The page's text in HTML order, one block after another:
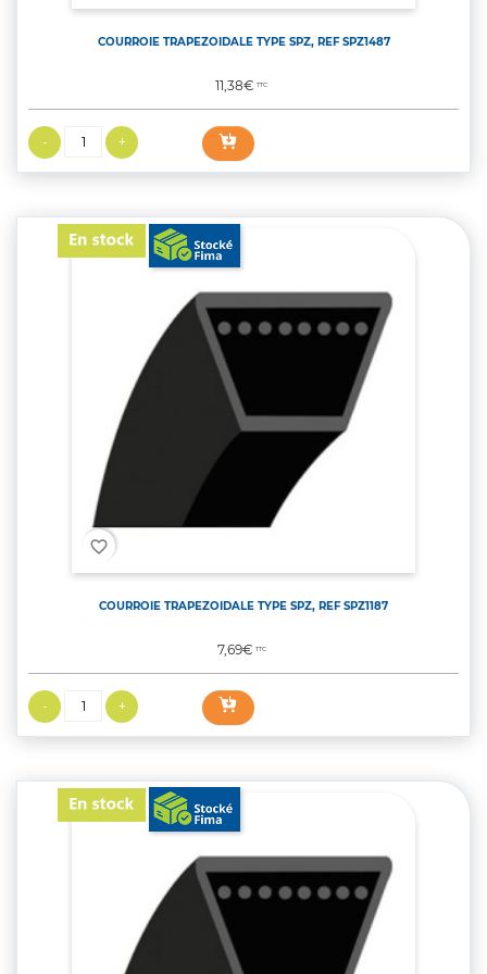
COURROIE TRAPEZOIDALE TYPE SPZ, REF SPZ1487
Prix
11,38€TTC
favorite_border
COURROIE TRAPEZOIDALE TYPE SPZ, REF SPZ1187
Prix
7,69€TTC